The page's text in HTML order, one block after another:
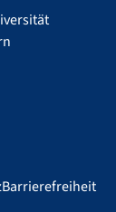
Barrierefreiheit